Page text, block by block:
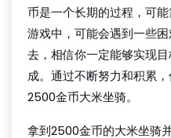
币是一个长期的过程，可
游戏中，可能会遇到一些
去，相信你一定能够实现
成。通过不断努力和积累
2500金币大米坐骑。
拿到2500金币的大米坐骑